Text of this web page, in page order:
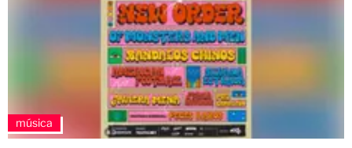
música